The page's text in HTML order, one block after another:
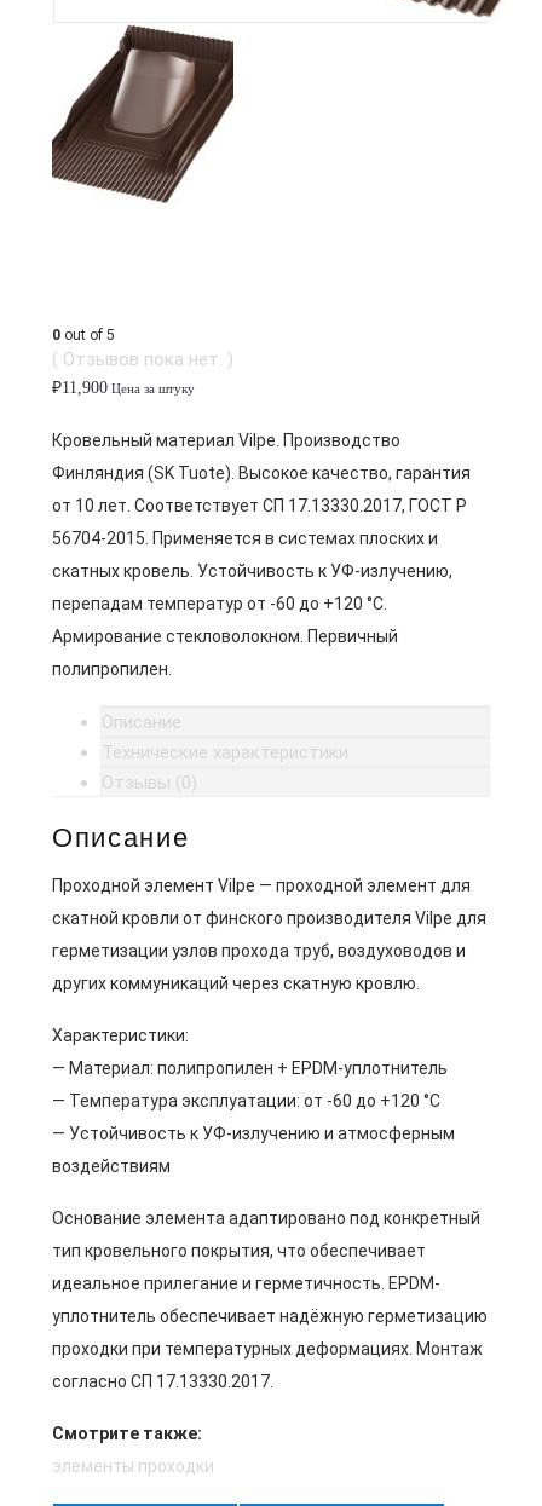
0 out of 5
( Отзывов пока нет. )
₽11,900 Цена за штуку
Кровельный материал Vilpe. Производство
Финляндия (SK Tuote). Высокое качество, гарантия
от 10 лет. Соответствует СП 17.13330.2017, ГОСТ Р
56704-2015. Применяется в системах плоских и
скатных кровель. Устойчивость к УФ-излучению,
перепадам температур от -60 до +120 °C.
Армирование стекловолокном. Первичный
полипропилен.
Описание
Технические характеристики
Отзывы (0)
Описание
Проходной элемент Vilpe — проходной элемент для
скатной кровли от финского производителя Vilpe для
герметизации узлов прохода труб, воздуховодов и
других коммуникаций через скатную кровлю.
Характеристики:
— Материал: полипропилен + EPDM-уплотнитель
— Температура эксплуатации: от -60 до +120 °C
— Устойчивость к УФ-излучению и атмосферным
воздействиям
Основание элемента адаптировано под конкретный
тип кровельного покрытия, что обеспечивает
идеальное прилегание и герметичность. EPDM-
уплотнитель обеспечивает надёжную герметизацию
проходки при температурных деформациях. Монтаж
согласно СП 17.13330.2017.
Смотрите также:
элементы проходки